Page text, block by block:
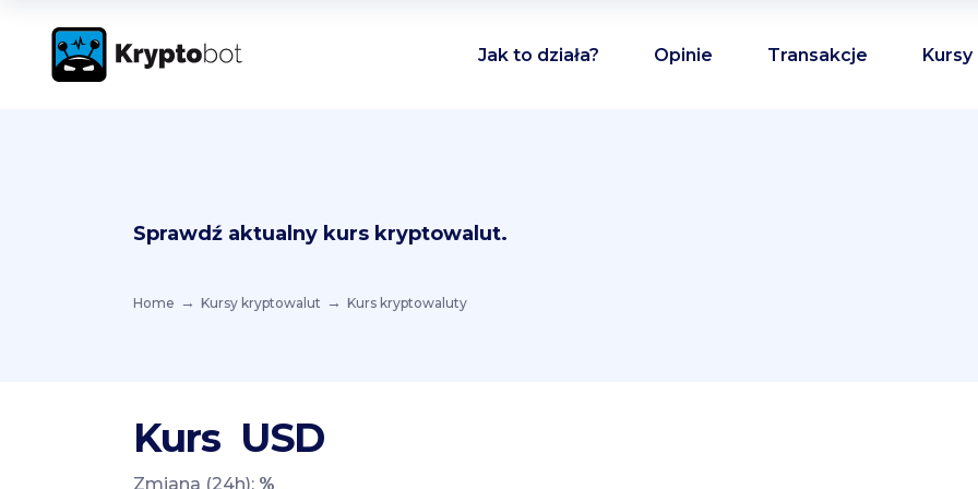
Jak to działa? Opinie Transakcje Kursy
Sprawdź aktualny kurs kryptowalut.
Home Kursy kryptowalut Kurs kryptowaluty
Kurs USD
Zmiana (24h): %